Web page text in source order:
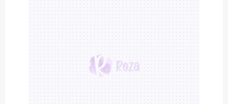
Sitemizde kendimize ve üçüncü kişilere ait çerezler
kullanılmaktadır. Bu çerezler vasıtasıyla çeşitli kişisel
verileriniz işlenmekte olup gerekli olan çerezler bilgi
toplumu hizmetlerinin sunulması amacıyla
kullanılmaktadır. Diğer çerezler, sitemizin daha işlevsel
kılınması ve kişiselleştirilmesi ve sizlere yönelik
reklam/pazarlama faaliyetlerinin yapılması, amaçlarıyla
sınırlı olarak açık rızanız dahilinde kullanılacaktır.